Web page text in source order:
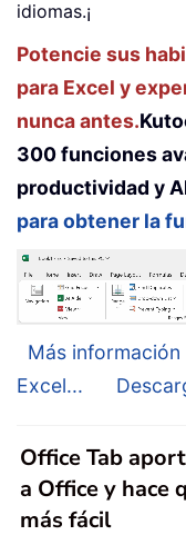
idiomas.¡
Potencie sus
para Excel y
nunca antes.
300 funciones
productividad y
para obtener la
Más
Excel...
Office Tab
a Office y hace
más fácil